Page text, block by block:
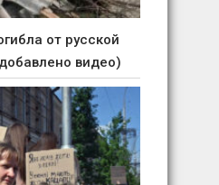
от русской
видео)